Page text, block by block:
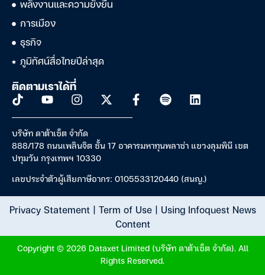
พลังงานและความยั่งยืน
การเมือง
ธุรกิจ
ภูมิทัศน์สื่อไทยปีล่าสุด
ติดตามเราได้ที่
บริษัท ดาต้าเซ็ต จำกัด
888/178 ถนนเพลินจิต ชั้น 17 อาคารมหาทุนพลาซ่า แขวงลุมพินี เขต
ปทุมวัน กรุงเทพฯ 10330
เลขประจำตัวผู้เสียภาษีอากร: 0105533120440 (สนญ.)
Privacy Statement| Term of Use| Using Infoquest News
Content
Copyright © 2026 Dataxet Limited (บริษัท ดาต้าเซ็ต จำกัด). All
Rights Reserved.